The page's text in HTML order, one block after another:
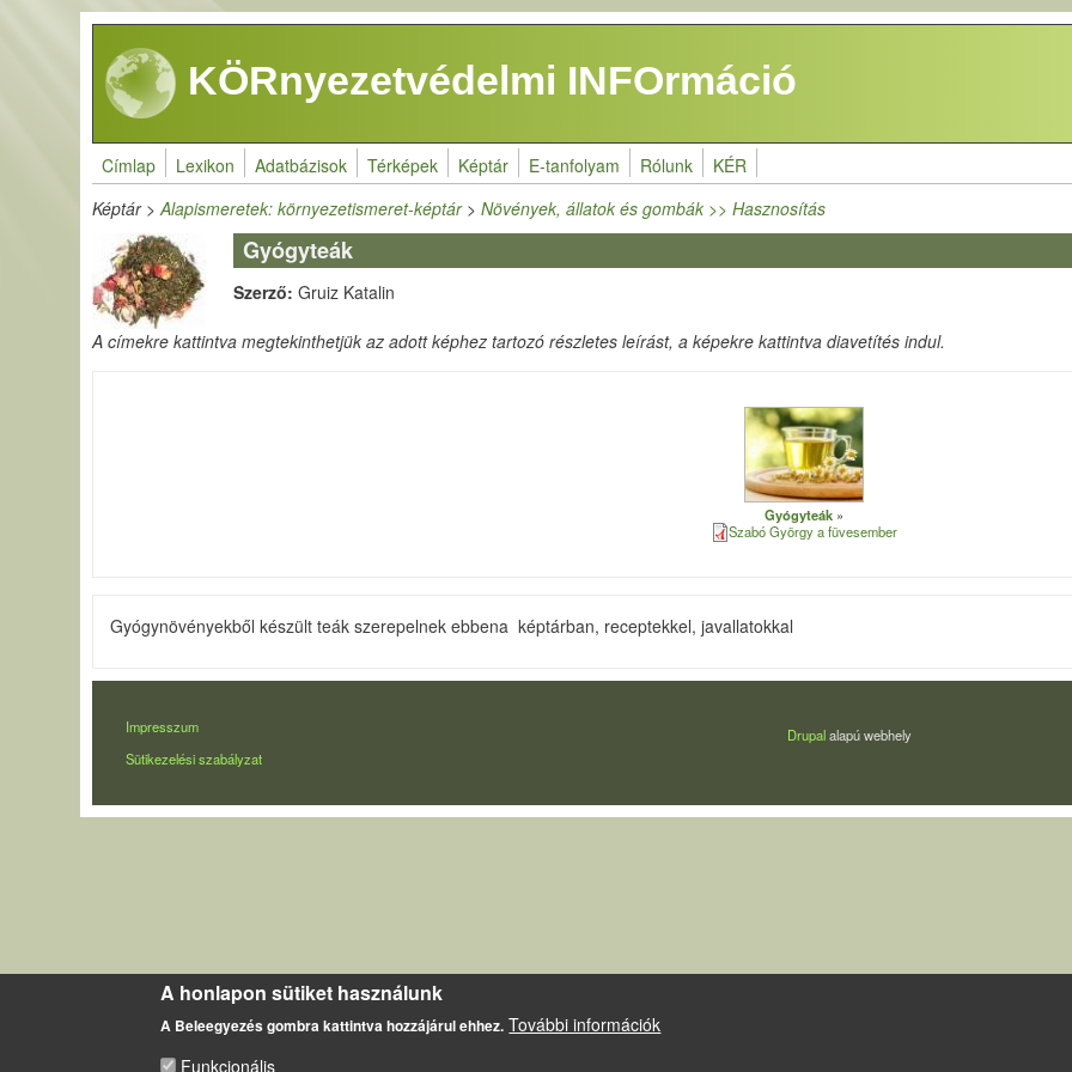
Ugrás a tartalomra
KÖRnyezetvédelmi INFOrmáció
Címlap Lexikon Adatbázisok Térképek Képtár E-tanfolyam Rólunk KÉR
Képtár>Alapismeretek: környezetismeret-képtár>Növények, állatok és gombák >> Hasznosítás
Gyógyteák
Szerző:Gruiz Katalin
A címekre kattintva megtekinthetjük az adott képhez tartozó részletes leírást, a képekre kattintva diavetítés indul.
Gyógyteák
Szabó György a füvesember
Gyógynövényekből készült teák szerepelnek ebbena képtárban, receptekkel, javallatokkal
LÁBLÉC
Impresszum
Sütikezelési szabályzat
Drupalalapú webhely
A honlapon sütiket használunk
A Beleegyezés gombra kattintva hozzájárul ehhez. További információk
Funkcionális